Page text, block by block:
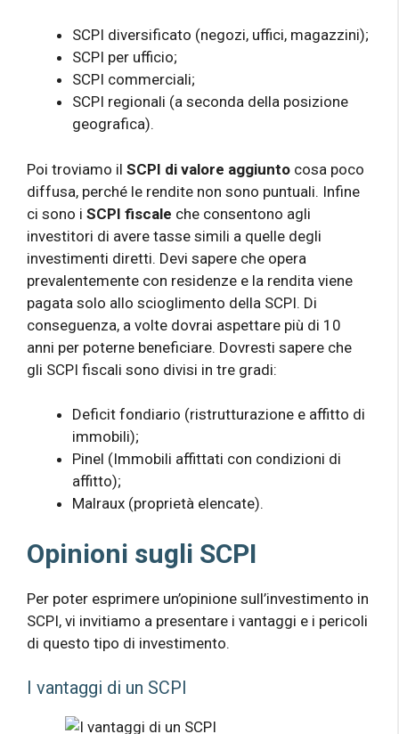
SCPI diversificato (negozi, uffici, magazzini);
SCPI per ufficio;
SCPI commerciali;
SCPI regionali (a seconda della posizione
geografica).
Poi troviamo il SCPI di valore aggiunto cosa poco
diffusa, perché le rendite non sono puntuali. Infine
ci sono i SCPI fiscale che consentono agli
investitori di avere tasse simili a quelle degli
investimenti diretti. Devi sapere che opera
prevalentemente con residenze e la rendita viene
pagata solo allo scioglimento della SCPI. Di
conseguenza, a volte dovrai aspettare più di 10
anni per poterne beneficiare. Dovresti sapere che
gli SCPI fiscali sono divisi in tre gradi:
Deficit fondiario (ristrutturazione e affitto di
immobili);
Pinel (Immobili affittati con condizioni di
affitto);
Malraux (proprietà elencate).
Opinioni sugli SCPI
Per poter esprimere un’opinione sull’investimento in
SCPI, vi invitiamo a presentare i vantaggi e i pericoli
di questo tipo di investimento.
I vantaggi di un SCPI